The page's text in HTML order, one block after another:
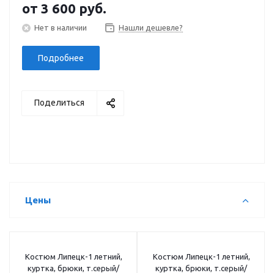
от 3 600 руб.
Нет в наличии Нашли дешевле?
Подробнее
Поделиться
Цены
Костюм Липецк-1 летний,
куртка, брюки, т.серый/
Костюм Липецк-1 летний,
куртка, брюки, т.серый/